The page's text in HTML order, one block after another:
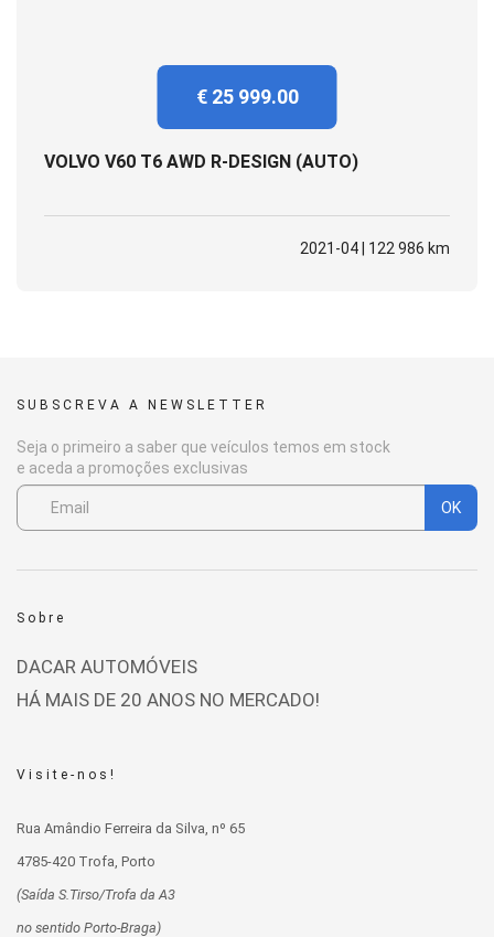
€ 25 999.00
VOLVO V60 T6 AWD R-DESIGN (AUTO)
2021-04 | 122 986 km
SUBSCREVA A NEWSLETTER
Seja o primeiro a saber que veículos temos em stock
e aceda a promoções exclusivas
OK
Sobre
DACAR AUTOMÓVEIS
HÁ MAIS DE 20 ANOS NO MERCADO!
Visite-nos!
Rua Amândio Ferreira da Silva, nº 65
4785-420 Trofa, Porto
(Saída S.Tirso/Trofa da A3
no sentido Porto-Braga)